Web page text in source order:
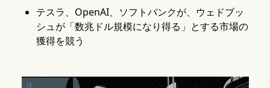
テスラ、OpenAI、ソフトバンクが、ウェドブッ
シュが「数兆ドル規模になり得る」とする市場の
獲得を競う